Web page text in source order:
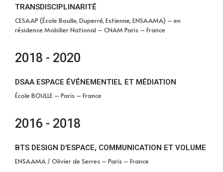
TRANSDISCIPLINARITÉ
CESAAP (École Boulle, Duperré, Estienne, ENSAAMA) – en
résidence Mobilier National – CNAM Paris – France
2018 - 2020
DSAA ESPACE ÉVÉNEMENTIEL ET MÉDIATION
École BOULLE – Paris – France​
2016 - 2018
BTS DESIGN D'ESPACE, COMMUNICATION ET VOLUME
ENSAAMA / Olivier de Serres – Paris – France